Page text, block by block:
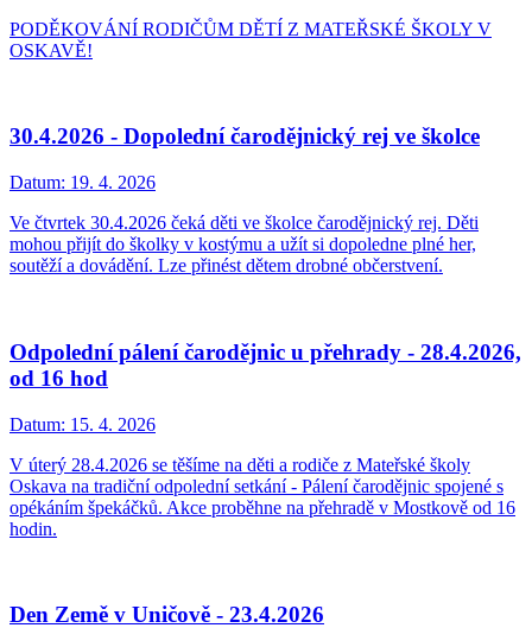
PODĚKOVÁNÍ RODIČŮM DĚTÍ Z MATEŘSKÉ ŠKOLY V
OSKAVĚ!
30.4.2026 - Dopolední čarodějnický rej ve školce
Datum: 19. 4. 2026
Ve čtvrtek 30.4.2026 čeká děti ve školce čarodějnický rej. Děti
mohou přijít do školky v kostýmu a užít si dopoledne plné her,
soutěží a dovádění. Lze přinést dětem drobné občerstvení.
Odpolední pálení čarodějnic u přehrady - 28.4.2026,
od 16 hod
Datum: 15. 4. 2026
V úterý 28.4.2026 se těšíme na děti a rodiče z Mateřské školy
Oskava na tradiční odpolední setkání - Pálení čarodějnic spojené s
opékáním špekáčků. Akce proběhne na přehradě v Mostkově od 16
hodin.
Den Země v Uničově - 23.4.2026